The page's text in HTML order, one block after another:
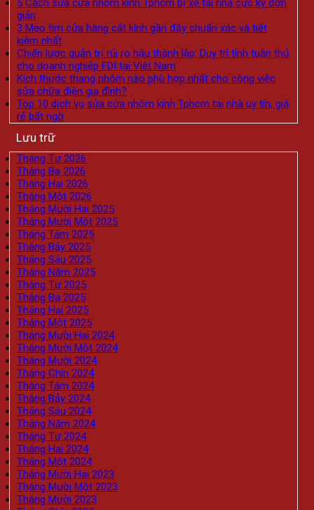
5 Cách sửa cửa nhôm kính Tphcm bị xệ tại nhà cực kỳ đơn
giản
3 Mẹo tìm cửa hàng cắt kính gần đây chuẩn xác và tiết
kiệm nhất
Chiến lược quản trị rủi ro hậu thành lập: Duy trì tính tuân thủ
cho doanh nghiệp FDI tại Việt Nam
Kích thước thang nhôm nào phù hợp nhất cho công việc
sửa chữa điện gia đình?
Top 10 dịch vụ sửa cửa nhôm kính Tphcm tại nhà uy tín, giá
rẻ bất ngờ
Lưu trữ
Tháng Tư 2026
Tháng Ba 2026
Tháng Hai 2026
Tháng Một 2026
Tháng Mười Hai 2025
Tháng Mười Một 2025
Tháng Tám 2025
Tháng Bảy 2025
Tháng Sáu 2025
Tháng Năm 2025
Tháng Tư 2025
Tháng Ba 2025
Tháng Hai 2025
Tháng Một 2025
Tháng Mười Hai 2024
Tháng Mười Một 2024
Tháng Mười 2024
Tháng Chín 2024
Tháng Tám 2024
Tháng Bảy 2024
Tháng Sáu 2024
Tháng Năm 2024
Tháng Tư 2024
Tháng Hai 2024
Tháng Một 2024
Tháng Mười Hai 2023
Tháng Mười Một 2023
Tháng Mười 2023